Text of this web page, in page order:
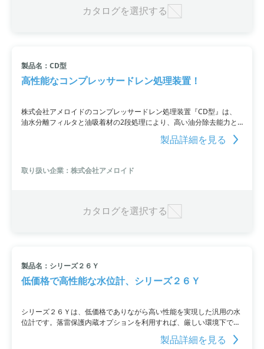
カタログを選択する
製品名：CD型
高性能なコンプレッサードレン処理装置！
株式会社アメロイドのコンプレッサードレン処理装置『CD型』は、
油水分離フィルタと油吸着材の2段処理により、高い油分除去能力と
低いランニングコストを実現しています。油水分離フィルタで油分濃
度20ppm前後まで処理し、油吸着材でさらに油分濃度5ppm以下にま
ルタは半永久的に使用できるため、消耗品交換サイクルを延長し、低
コストでの処理が可能です。
製品詳細を見る
取り扱い企業：株式会社アメロイド
カタログを選択する
製品名：シリーズ２６Ｙ
低価格で高性能な水位計、シリーズ２６Ｙ
シリーズ２６Ｙは、低価格でありながら高い性能を実現した汎用の水
位計です。落雷保護内蔵オプションを利用すれば、厳しい環境下でも
使用できます。優れた温度特性を持っており、温度変化による出力誤
差をデジタル補正することが可能です。ゲージ圧とシールドゲージ圧
製品詳細を見る